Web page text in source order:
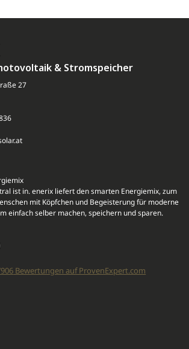
& Stromspeicher
27
ist in. enerix liefert den smarten Energiemix, zum
mit Köpfchen und Begeisterung für moderne
einfach selber machen, speichern und sparen.
Bewertungen auf ProvenExpert.com